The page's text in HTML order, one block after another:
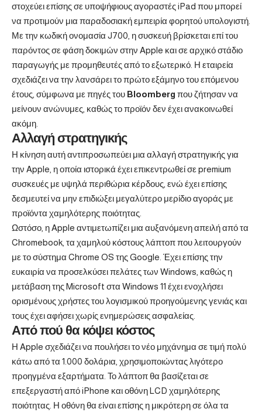
στοχεύει επίσης σε υποψήφιους αγοραστές iPad που μπορεί
να προτιμούν μια παραδοσιακή εμπειρία φορητού υπολογιστή.
Με την κωδική ονομασία J700, η συσκευή βρίσκεται επί του
παρόντος σε φάση δοκιμών στην Apple και σε αρχικό στάδιο
παραγωγής με προμηθευτές από το εξωτερικό. Η εταιρεία
σχεδιάζει να την λανσάρει το πρώτο εξάμηνο του επόμενου
έτους, σύμφωνα με πηγές του Bloomberg που ζήτησαν να
μείνουν ανώνυμες, καθώς το προϊόν δεν έχει ανακοινωθεί
ακόμη.
Αλλαγή στρατηγικής
Η κίνηση αυτή αντιπροσωπεύει μια αλλαγή στρατηγικής για
την Apple, η οποία ιστορικά έχει επικεντρωθεί σε premium
συσκευές με υψηλά περιθώρια κέρδους, ενώ έχει επίσης
δεσμευτεί να μην επιδιώξει μεγαλύτερο μερίδιο αγοράς με
προϊόντα χαμηλότερης ποιότητας.
Ωστόσο, η Apple αντιμετωπίζει μια αυξανόμενη απειλή από τα
Chromebook, τα χαμηλού κόστους λάπτοπ που λειτουργούν
με το σύστημα Chrome OS της Google. Έχει επίσης την
ευκαιρία να προσελκύσει πελάτες των Windows, καθώς η
μετάβαση της Microsoft στα Windows 11 έχει ενοχλήσει
ορισμένους χρήστες του λογισμικού προηγούμενης γενιάς και
τους έχει αφήσει χωρίς ενημερώσεις ασφαλείας.
Από πού θα κόψει κόστος
Η Apple σχεδιάζει να πουλήσει το νέο μηχάνημα σε τιμή πολύ
κάτω από τα 1.000 δολάρια, χρησιμοποιώντας λιγότερο
προηγμένα εξαρτήματα. Το λάπτοπ θα βασίζεται σε
επεξεργαστή από iPhone και οθόνη LCD χαμηλότερης
ποιότητας. Η οθόνη θα είναι επίσης η μικρότερη σε όλα τα